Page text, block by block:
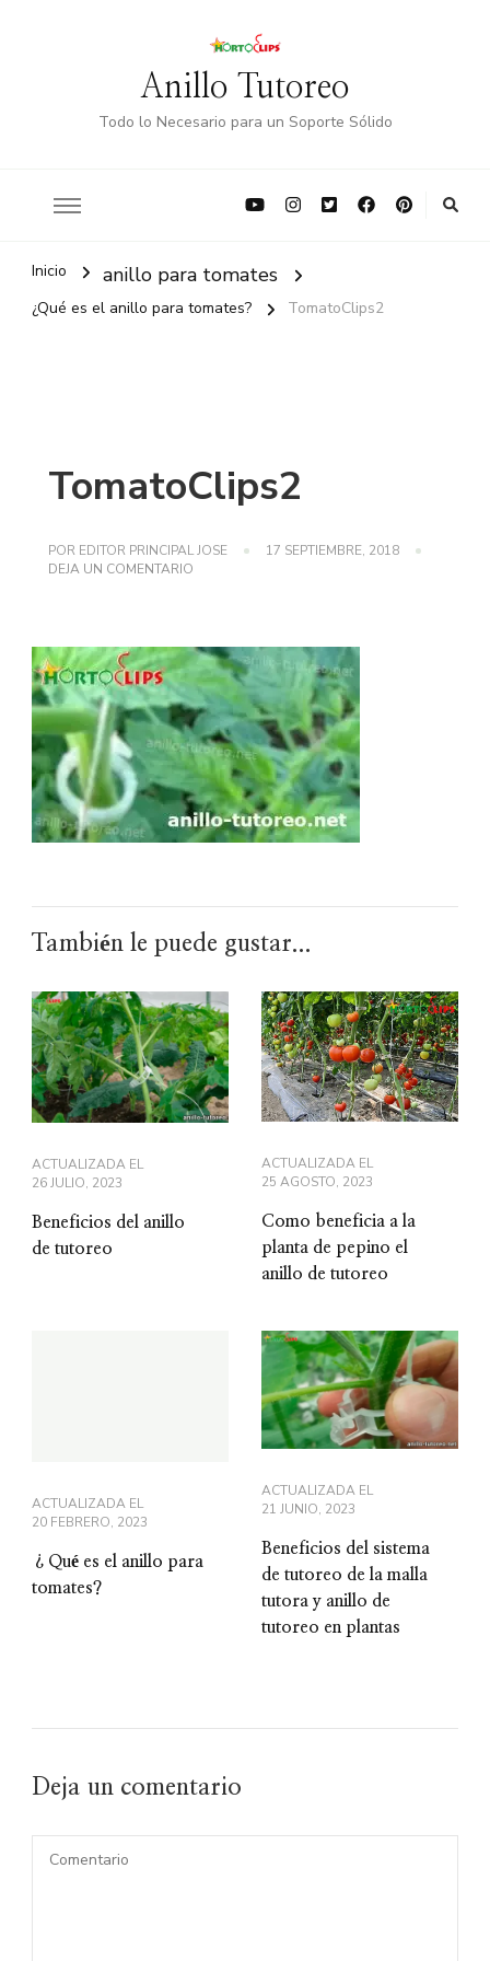
Anillo Tutoreo
Todo lo Necesario para un Soporte Sólido
Inicio anillo para tomates
¿Qué es el anillo para tomates? TomatoClips2
TomatoClips2
POR EDITOR PRINCIPAL JOSE
17 SEPTIEMBRE, 2018
DEJA UN COMENTARIO
También le puede gustar...
ACTUALIZADA EL
26 JULIO, 2023
Beneficios del anillo
de tutoreo
ACTUALIZADA EL
25 AGOSTO, 2023
Como beneficia a la
planta de pepino el
anillo de tutoreo
ACTUALIZADA EL
20 FEBRERO, 2023
¿Qué es el anillo para
tomates?
ACTUALIZADA EL
21 JUNIO, 2023
Beneficios del sistema
de tutoreo de la malla
tutora y anillo de
tutoreo en plantas
Deja un comentario